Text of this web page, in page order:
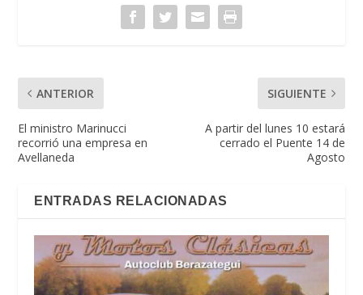
ANTERIOR
El ministro Marinucci
recorrió una empresa en
Avellaneda
SIGUIENTE
A partir del lunes 10 estará
cerrado el Puente 14 de
Agosto
ENTRADAS RELACIONADAS